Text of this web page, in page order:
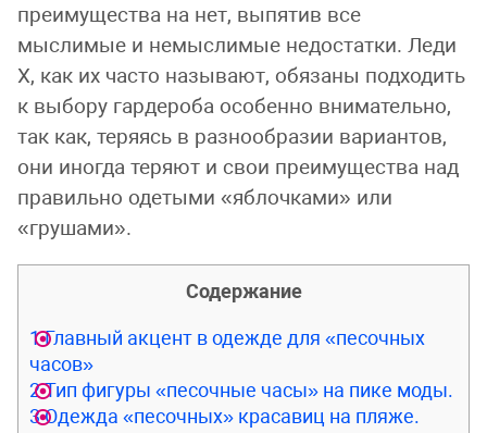
преимущества на нет, выпятив все
мыслимые и немыслимые недостатки. Леди
Х, как их часто называют, обязаны подходить
к выбору гардероба особенно внимательно,
так как, теряясь в разнообразии вариантов,
они иногда теряют и свои преимущества над
правильно одетыми «яблочками» или
«грушами».
Содержание
1Главный акцент в одежде для «песочных
часов»
2Тип фигуры «песочные часы» на пике моды.
3Одежда «песочных» красавиц на пляже.